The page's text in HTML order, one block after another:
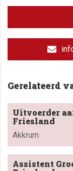
Gerelateerd
Uitvoerder
Friesland
Akkrum
Assistent